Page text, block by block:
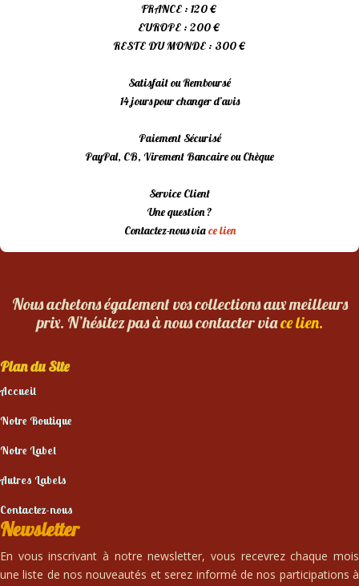
FRANCE : 120 €
EUROPE : 200 €
RESTE DU MONDE : 300 €
Satisfait ou Remboursé
14 jours pour changer d’avis
Paiement Sécurisé
PayPal, CB, Virement Bancaire ou Chèque
Service Client
Une question ?
Contactez-nous viace lien
Nous achetons également vos collections aux meilleurs
prix. N’hésitez pas à nous contacter viace lien.
Plan du Site
Accueil
Notre Boutique
Notre Label
Autres Labels
Contactez-nous
Newsletter
En vous inscrivant à notre newsletter, vous recevrez chaque mois
une liste de nos nouveautés et serez informé de nos participations à